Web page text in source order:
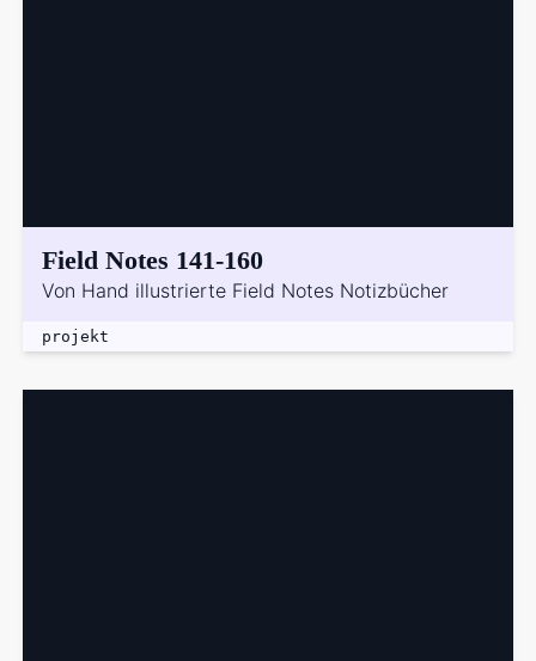
Field Notes 141-160
Von Hand illustrierte Field Notes Notizbücher
projekt